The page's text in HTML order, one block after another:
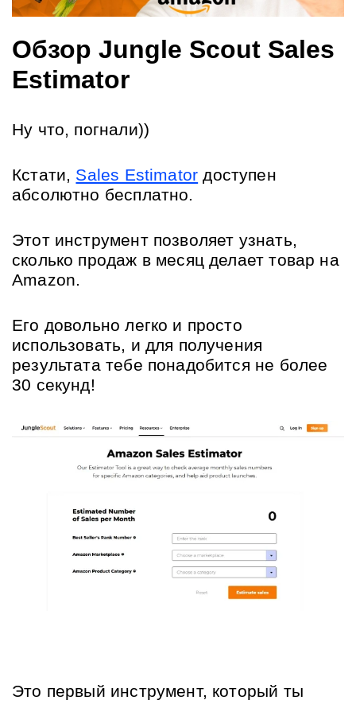
Обзор Jungle Scout Sales
Estimator
Ну что, погнали))
Кстати, Sales Estimator доступен
абсолютно бесплатно.
Этот инструмент позволяет узнать,
сколько продаж в месяц делает товар на
Amazon.
Его довольно легко и просто
использовать, и для получения
результата тебе понадобится не более
30 секунд!
Это первый инструмент, который ты